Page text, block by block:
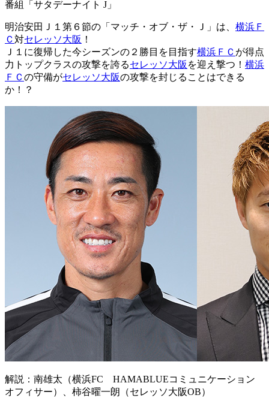
番組「サタデーナイト J」
明治安田Ｊ１第６節の「マッチ・オブ・ザ・Ｊ」は、 横浜Ｆ
Ｃ 対セレッソ大阪 ！
Ｊ１に復帰した今シーズンの２勝目を目指す横浜ＦＣ が得点
力トップクラスの攻撃を誇るセレッソ大阪 を迎え撃つ！ 横浜
ＦＣ の守備がセレッソ大阪の攻撃を封じることはできる
か！？
解説：南雄太（横浜FC HAMABLUEコミュニケーション
オフィサー）、柿谷曜一朗（セレッソ大阪OB）